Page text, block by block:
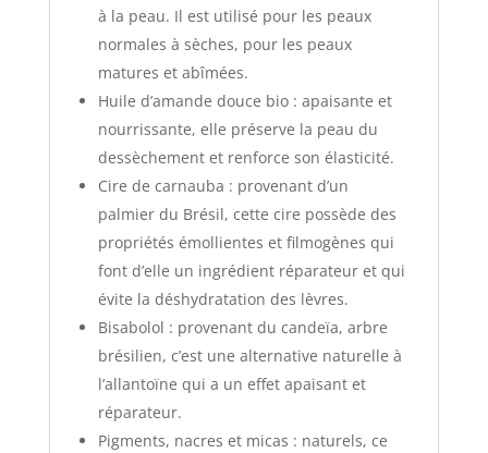
à la peau. Il est utilisé pour les peaux
normales à sèches, pour les peaux
matures et abîmées.
Huile d’amande douce bio : apaisante et
nourrissante, elle préserve la peau du
dessèchement et renforce son élasticité.
Cire de carnauba : provenant d’un
palmier du Brésil, cette cire possède des
propriétés émollientes et filmogènes qui
font d’elle un ingrédient réparateur et qui
évite la déshydratation des lèvres.
Bisabolol : provenant du candeïa, arbre
brésilien, c’est une alternative naturelle à
l’allantoïne qui a un effet apaisant et
réparateur.
Pigments, nacres et micas : naturels, ce